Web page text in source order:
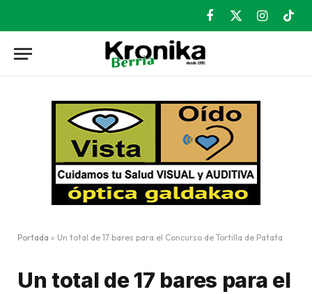
Facebook
X
Instagram
Portada » Un total de 17 bares para el Concurso de Tortilla de Patata
Un total de 17 bares para el